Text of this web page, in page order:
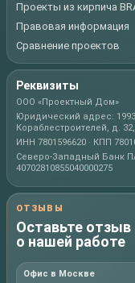
Проекты из кирпича
Правовая информация
Сравнение проектов
Реквизиты
ООО «Проектный Дом»
Юридический адрес:
Кораблестроителей, д.
ИНН 7801596620 · КПП
Северо-Западный Банк
40702810855040000275
ОТЗЫВЫ
Оставьте отзыв
о нашей работе
Офис в Москве